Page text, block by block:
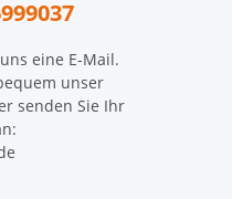
eine E-Mail.
unser
senden Sie Ihr